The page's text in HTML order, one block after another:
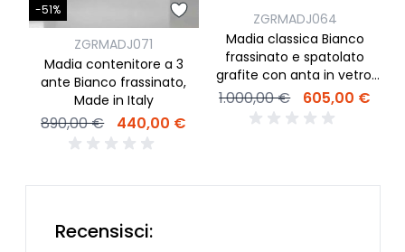
-51%
ZGRMADJ071
Madia contenitore a 3
ante Bianco frassinato,
Made in Italy
890,00 € 440,00 €
ZGRMADJ064
Madia classica Bianco
frassinato e spatolato
grafite con anta in vetro,
anta ribalta e cassettone
inferiore
1.000,00 € 605,00 €
Recensisci: